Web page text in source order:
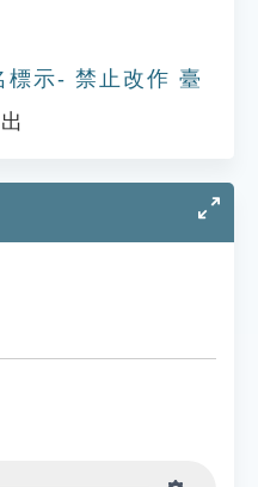
標示- 禁止改作 臺